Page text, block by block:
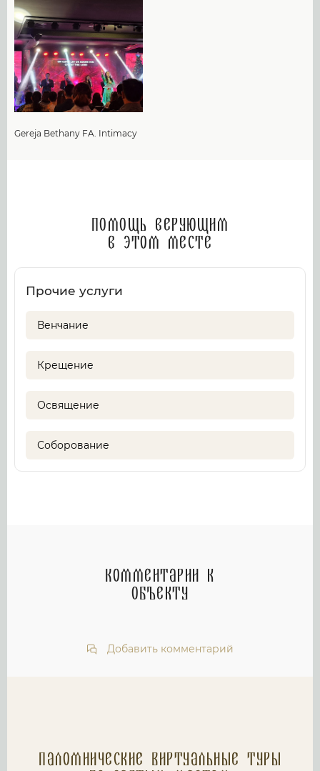
Gereja Bethany FA. Intimacy
Помощь верующим
в этом месте
Прочие услуги
Венчание
Крещение
Освящение
Соборование
Комментарии к
объекту
Добавить комментарий
Паломнические Виртуальные туры